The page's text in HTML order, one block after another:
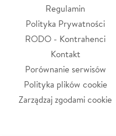
Regulamin
Polityka Prywatności
RODO - Kontrahenci
Kontakt
Porównanie serwisów
Polityka plików cookie
Zarządzaj zgodami cookie